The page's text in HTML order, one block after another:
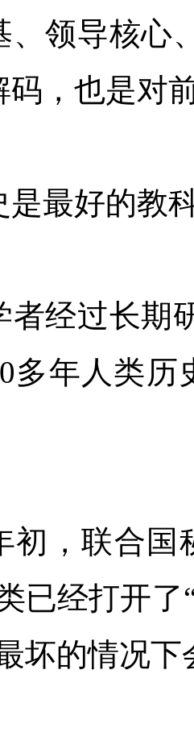
、领导核心
码，也是对
好的教科
过长期研
多年人类历
联合国秘
已经打开
坏的情况